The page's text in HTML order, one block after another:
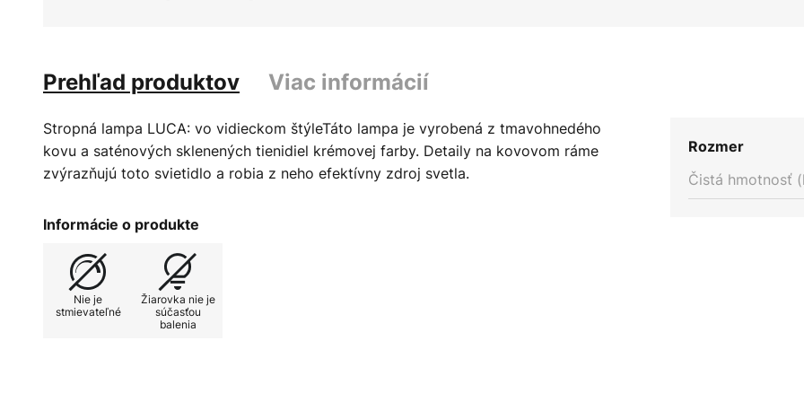
Prehľad produktov Viac informácií
Stropná lampa LUCA: vo vidieckom štýleTáto lampa je vyrobená z tmavohnedého
kovu a saténových sklenených tienidiel krémovej farby. Detaily na kovovom ráme
zvýrazňujú toto svietidlo a robia z neho efektívny zdroj svetla.
Informácie o produkte
Nie je
stmievateľné
Žiarovka nie je
súčasťou
balenia
Rozmer
Čistá hmotnosť